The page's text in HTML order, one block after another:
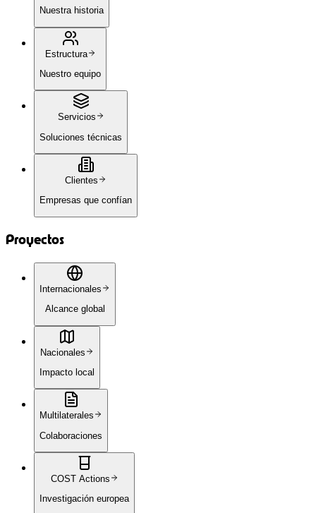
Nuestra historia
Estructura
Nuestro equipo
Servicios
Soluciones técnicas
Clientes
Empresas que confían
Proyectos
Internacionales
Alcance global
Nacionales
Impacto local
Multilaterales
Colaboraciones
COST Actions
Investigación europea